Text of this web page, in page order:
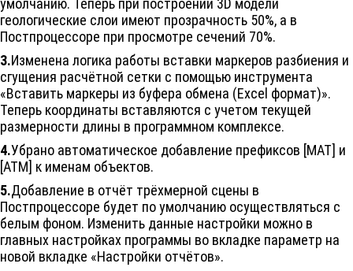
умолчанию. Теперь при построении 3D модели
геологические слои имеют прозрачность 50%, а в
Постпроцессоре при просмотре сечений 70%.
3.Изменена логика работы вставки маркеров разбиения и
сгущения расчётной сетки с помощью инструмента
«Вставить маркеры из буфера обмена (Excel формат)».
Теперь координаты вставляются с учетом текущей
размерности длины в программном комплексе.
4.Убрано автоматическое добавление префиксов [МАТ] и
[АТМ] к именам объектов.
5.Добавление в отчёт трёхмерной сцены в
Постпроцессоре будет по умолчанию осуществляться с
белым фоном. Изменить данные настройки можно в
главных настройках программы во вкладке параметр на
новой вкладке «Настройки отчётов».